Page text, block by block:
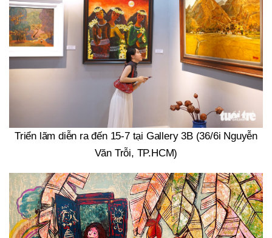
Triển lãm diễn ra đến 15-7 tại Gallery 3B (36/6i Nguyễn
Văn Trỗi, TP.HCM)